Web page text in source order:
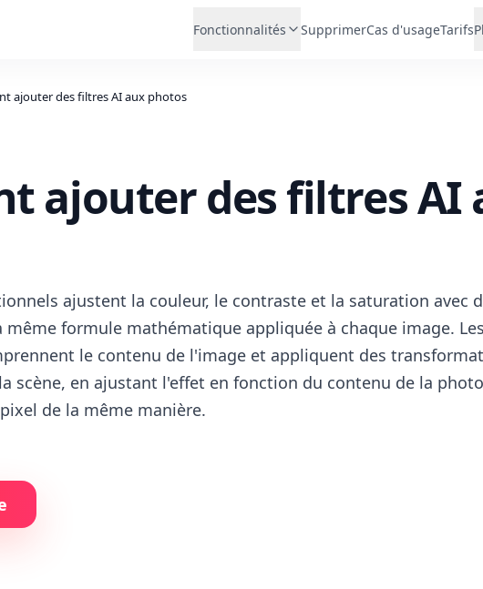
Fonctionnalités SupprimerCas d'usageTarifs
ajouter des filtres AI aux photos
ajouter des filtres AI
ajustent la couleur, le contraste et la saturation avec
même formule mathématique appliquée à chaque image.
le contenu de l'image et appliquent des
scène, en ajustant l'effet en fonction du contenu de la
de la même manière.